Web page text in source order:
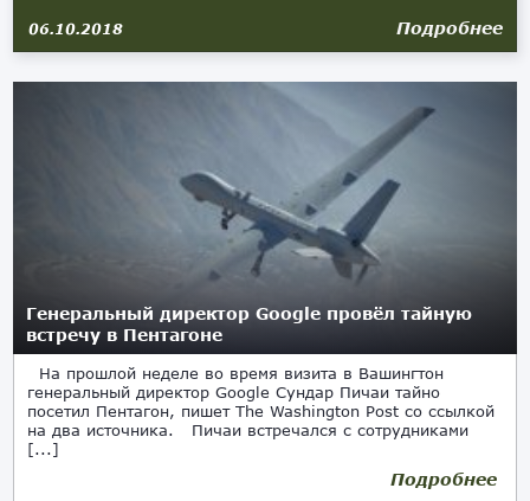
06.10.2018 Подробнее
Генеральный директор Google провёл тайную
встречу в Пентагоне
На прошлой неделе во время визита в Вашингтон
генеральный директор Google Сундар Пичаи тайно
посетил Пентагон, пишет The Washington Post со ссылкой
на два источника. Пичаи встречался с сотрудниками
[...]
Подробнее